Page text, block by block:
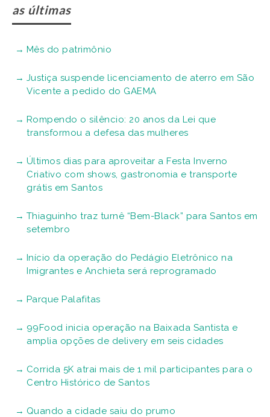
as últimas
Mês do patrimônio
Justiça suspende licenciamento de aterro em São
Vicente a pedido do GAEMA
Rompendo o silêncio: 20 anos da Lei que
transformou a defesa das mulheres
Últimos dias para aproveitar a Festa Inverno
Criativo com shows, gastronomia e transporte
grátis em Santos
Thiaguinho traz turnê “Bem-Black” para Santos em
setembro
Início da operação do Pedágio Eletrônico na
Imigrantes e Anchieta será reprogramado
Parque Palafitas
99Food inicia operação na Baixada Santista e
amplia opções de delivery em seis cidades
Corrida 5K atrai mais de 1 mil participantes para o
Centro Histórico de Santos
Quando a cidade saiu do prumo